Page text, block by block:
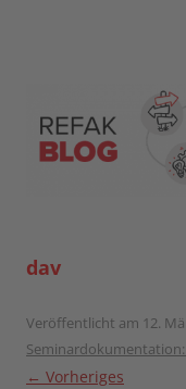
Blog der
dav
Veröffentlicht am 12.
← Vorheriges